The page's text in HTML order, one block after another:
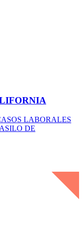
LABORALES
DE